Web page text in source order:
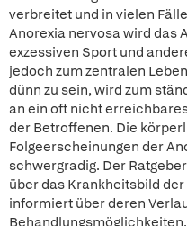
verbreitet und in vielen
Anorexia nervosa wird das
exzessiven Sport und
jedoch zum zentralen
dünn zu sein, wird zum
an ein oft nicht
der Betroffenen. Die
Folgeerscheinungen der
schwergradig. Der
über das Krankheitsbild
informiert über deren